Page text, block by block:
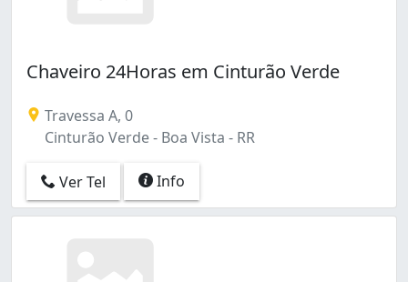
Chaveiro 24Horas em Cinturão Verde
Travessa A, 0
Cinturão Verde - Boa Vista - RR
Ver Tel Info